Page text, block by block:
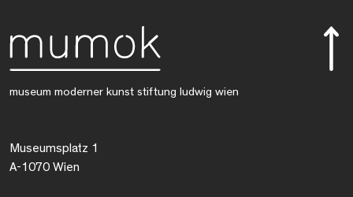
museum moderner kunst stiftung ludwig wien
Museumsplatz 1
A-1070 Wien